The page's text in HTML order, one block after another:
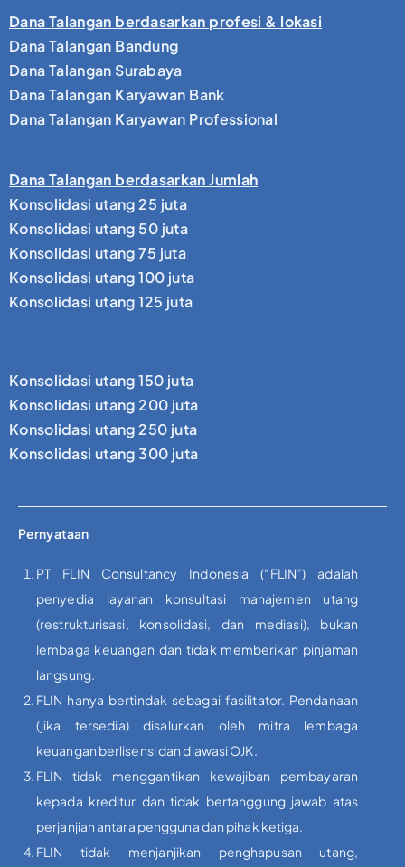
Dana Talangan berdasarkan profesi & lokasi
Dana Talangan Bandung
Dana Talangan Surabaya
Dana Talangan Karyawan Bank
Dana Talangan Karyawan Professional
Dana Talangan berdasarkan Jumlah
Konsolidasi utang 25 juta
Konsolidasi utang 50 juta
Konsolidasi utang 75 juta
Konsolidasi utang 100 juta
Konsolidasi utang 125 juta
Konsolidasi utang 150 juta
Konsolidasi utang 200 juta
Konsolidasi utang 250 juta
Konsolidasi utang 300 juta
Pernyataan
PT FLIN Consultancy Indonesia (“FLIN”) adalah
penyedia layanan konsultasi manajemen utang
(restrukturisasi, konsolidasi, dan mediasi), bukan
lembaga keuangan dan tidak memberikan pinjaman
langsung.
FLIN hanya bertindak sebagai fasilitator. Pendanaan
(jika tersedia) disalurkan oleh mitra lembaga
keuangan berlisensi dan diawasi OJK.
FLIN tidak menggantikan kewajiban pembayaran
kepada kreditur dan tidak bertanggung jawab atas
perjanjian antara pengguna dan pihak ketiga.
FLIN tidak menjanjikan penghapusan utang,